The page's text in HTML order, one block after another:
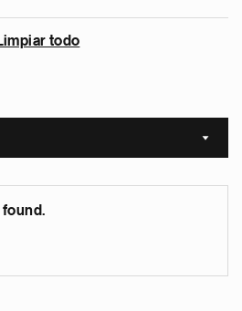
todo
Sort
found.